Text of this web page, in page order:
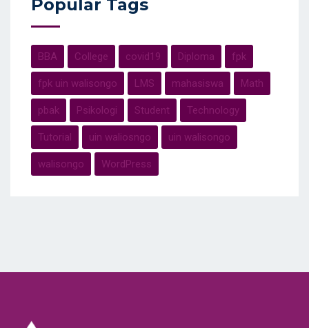
Popular Tags
BBA College covid19 Diploma fpk
fpk uin walisongo LMS mahasiswa Math
pbak Psikologi Student Technology
Tutorial uin waliosngo uin walisongo
walisongo WordPress